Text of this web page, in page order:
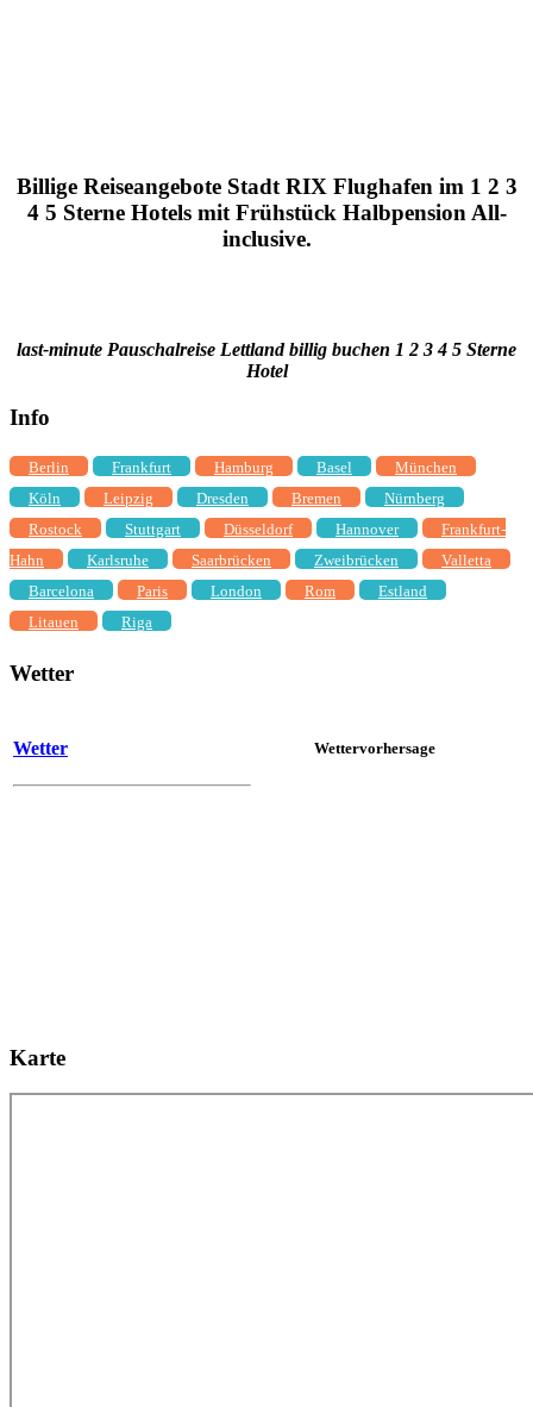
Billige Reiseangebote Stadt RIX Flughafen im 1 2 3
4 5 Sterne Hotels mit Frühstück Halbpension All-
inclusive.
last-minute Pauschalreise Lettland billig buchen 1 2 3 4 5 Sterne
Hotel
Info
Berlin Frankfurt Hamburg Basel
München
Köln
Leipzig Dresden Bremen
Nürnberg
Rostock
Stuttgart Düsseldorf Hannover
Frankfurt-
Hahn
Karlsruhe Saarbrücken Zweibrücken
Valletta
Barcelona
Paris London Rom
Estland
Litauen
Riga
Wetter
Wetter Wettervorhersage
Karte